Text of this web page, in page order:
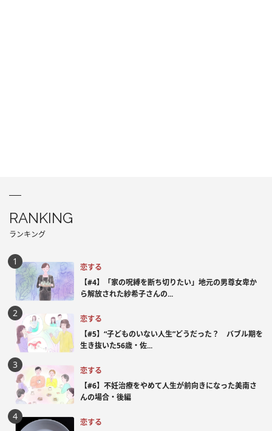
RANKING
ランキング
恋する
【#4】「家の呪縛を断ち切りたい」地元の男尊女卑か
ら解放された紗希子さんの...
恋する
【#5】“子どものいない人生”どうだった？ バブル期を
生き抜いた56歳・佐...
恋する
【#6】不妊治療をやめて人生が前向きになった美南さ
んの場合・後編
恋する